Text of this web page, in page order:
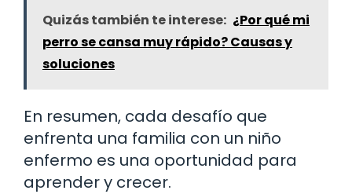
Quizás también te interese: ¿Por qué mi
perro se cansa muy rápido? Causas y
soluciones
En resumen, cada desafío que
enfrenta una familia con un niño
enfermo es una oportunidad para
aprender y crecer.